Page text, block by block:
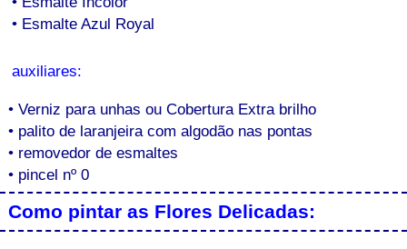
• Esmalte Azul Royal
auxiliares:
• Verniz para unhas ou Cobertura Extra brilho
• palito de laranjeira com algodão nas pontas
• removedor de esmaltes
• pincel nº 0
Como pintar as Flores Delicadas: